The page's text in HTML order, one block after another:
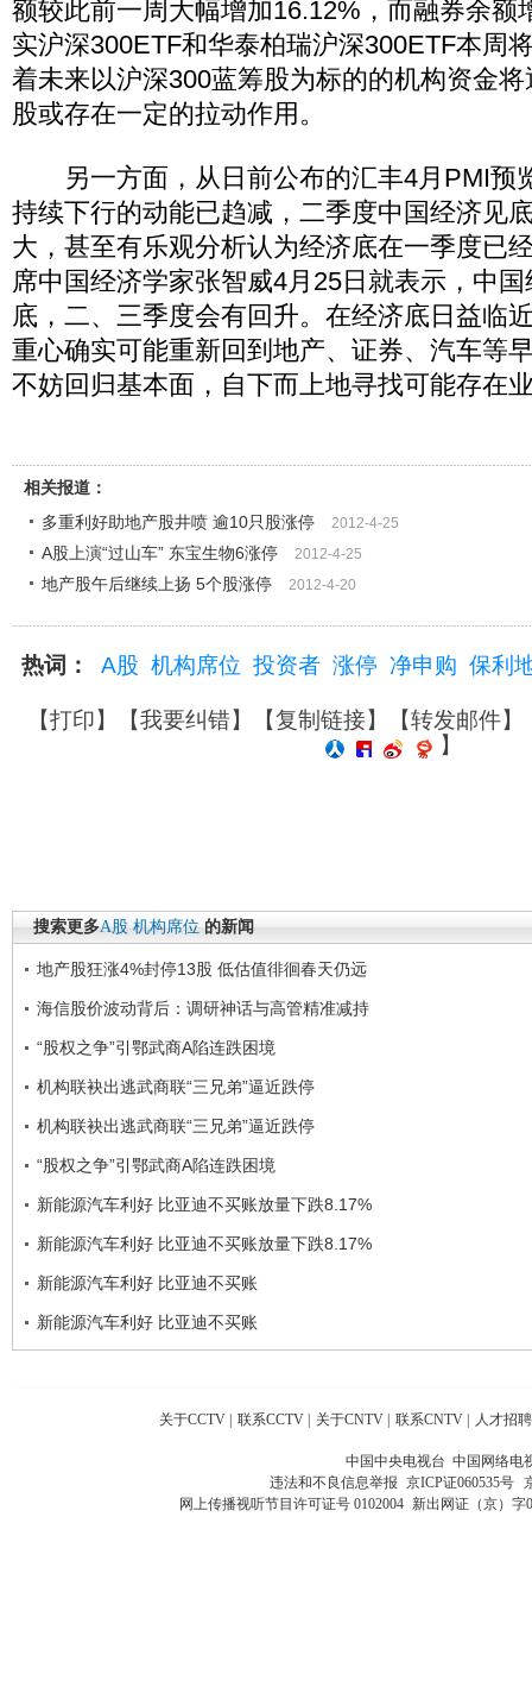
额较此前一周大幅增加16.12%，而融券余额
实沪深300ETF和华泰柏瑞沪深300ETF本周
着未来以沪深300蓝筹股为标的的机构资金
股或存在一定的拉动作用。
另一方面，从日前公布的汇丰4月PMI预
持续下行的动能已趋减，二季度中国经济见
大，甚至有乐观分析认为经济底在一季度已
席中国经济学家张智威4月25日就表示，中
底，二、三季度会有回升。在经济底日益临
重心确实可能重新回到地产、证券、汽车等
不妨回归基本面，自下而上地寻找可能存在
相关报道：
多重利好助地产股井喷 逾10只股涨停
2012-4-25
A股上演“过山车” 东宝生物6涨停 2012-4-25
地产股午后继续上扬 5个股涨停 2012-4-20
热词： A股 机构席位 投资者 涨停 净申购 保利
【打印】【我要纠错】【复制链接】【转发邮件】
】
搜索更多A股 机构席位 的新闻
地产股狂涨4%封停13股 低估值徘徊春天仍远
海信股价波动背后：调研神话与高管精准减持
“股权之争”引鄂武商A陷连跌困境
机构联袂出逃武商联“三兄弟”逼近跌停
机构联袂出逃武商联“三兄弟”逼近跌停
“股权之争”引鄂武商A陷连跌困境
新能源汽车利好 比亚迪不买账放量下跌8.17%
新能源汽车利好 比亚迪不买账放量下跌8.17%
新能源汽车利好 比亚迪不买账
新能源汽车利好 比亚迪不买账
关于CCTV | 联系CCTV | 关于CNTV | 联系CNTV | 人才招聘
中国中央电视台 中国网络电
违法和不良信息举报 京ICP证060535号
网上传播视听节目许可证号 0102004 新出网证（京）